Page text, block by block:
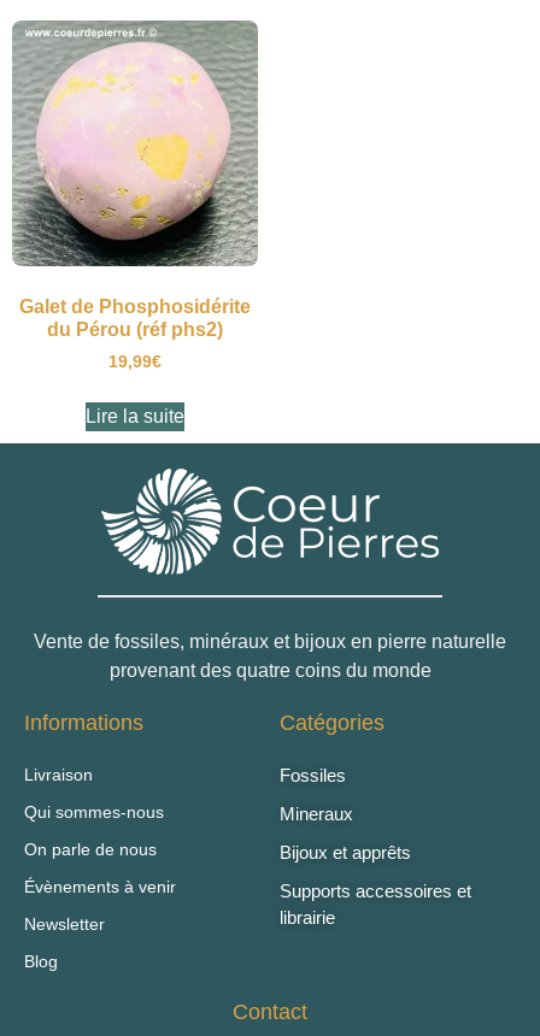
Galet de Phosphosidérite
du Pérou (réf phs2)
19,99€
Lire la suite
Vente de fossiles, minéraux et bijoux en pierre naturelle
provenant des quatre coins du monde
Informations
Livraison
Qui sommes-nous
On parle de nous
Évènements à venir
Newsletter
Blog
Catégories
Fossiles
Mineraux
Bijoux et apprêts
Supports accessoires et
librairie
Contact